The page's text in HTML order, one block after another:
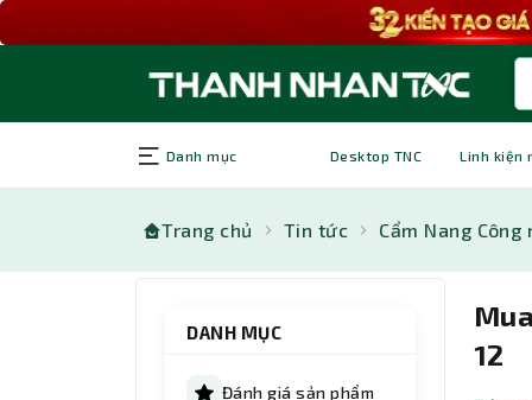
Danh mục Desktop TNC Linh kiện
Trang chủ Tin tức Cẩm Nang Công
DANH MỤC
Đánh giá sản phẩm
12